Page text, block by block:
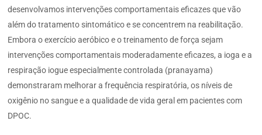
desenvolvamos intervenções comportamentais eficazes que vão
além do tratamento sintomático e se concentrem na reabilitação.
Embora o exercício aeróbico e o treinamento de força sejam
intervenções comportamentais moderadamente eficazes, a ioga e a
respiração iogue especialmente controlada (pranayama)
demonstraram melhorar a frequência respiratória, os níveis de
oxigênio no sangue e a qualidade de vida geral em pacientes com
DPOC.